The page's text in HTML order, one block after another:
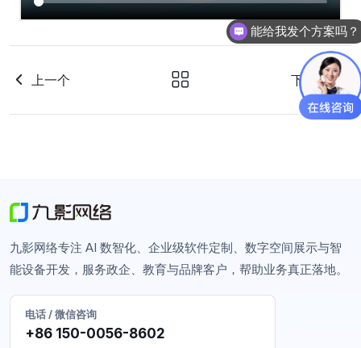
上一个 下一个
九影网络专注 AI 数智化、企业级软件定制、数字空间展示与智
能设备开发，服务政企、教育与品牌客户，帮助业务真正落地。
电话 / 微信咨询
+86 150-0056-8602
能给我发个方案吗？